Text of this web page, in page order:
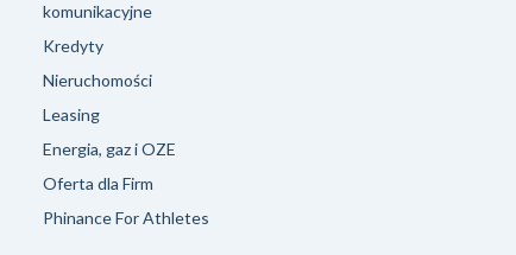
komunikacyjne
Kredyty
Nieruchomości
Leasing
Energia, gaz i OZE
Oferta dla Firm
Phinance For Athletes